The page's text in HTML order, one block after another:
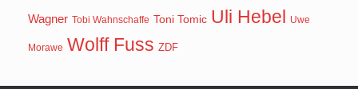
Wagner Tobi Wahnschaffe Toni Tomic Uli Hebel Uwe
Morawe Wolff Fuss ZDF